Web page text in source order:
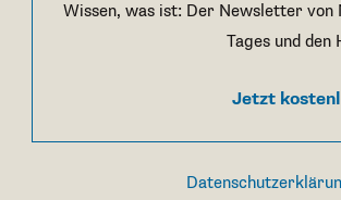
Wissen, was ist: Der Newsletter von
Tages und den
Jetzt